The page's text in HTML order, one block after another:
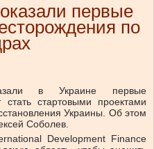
первые
по
в Украине первые
стартовыми проектами
Украины. Об этом
Соболев.
Development Finance